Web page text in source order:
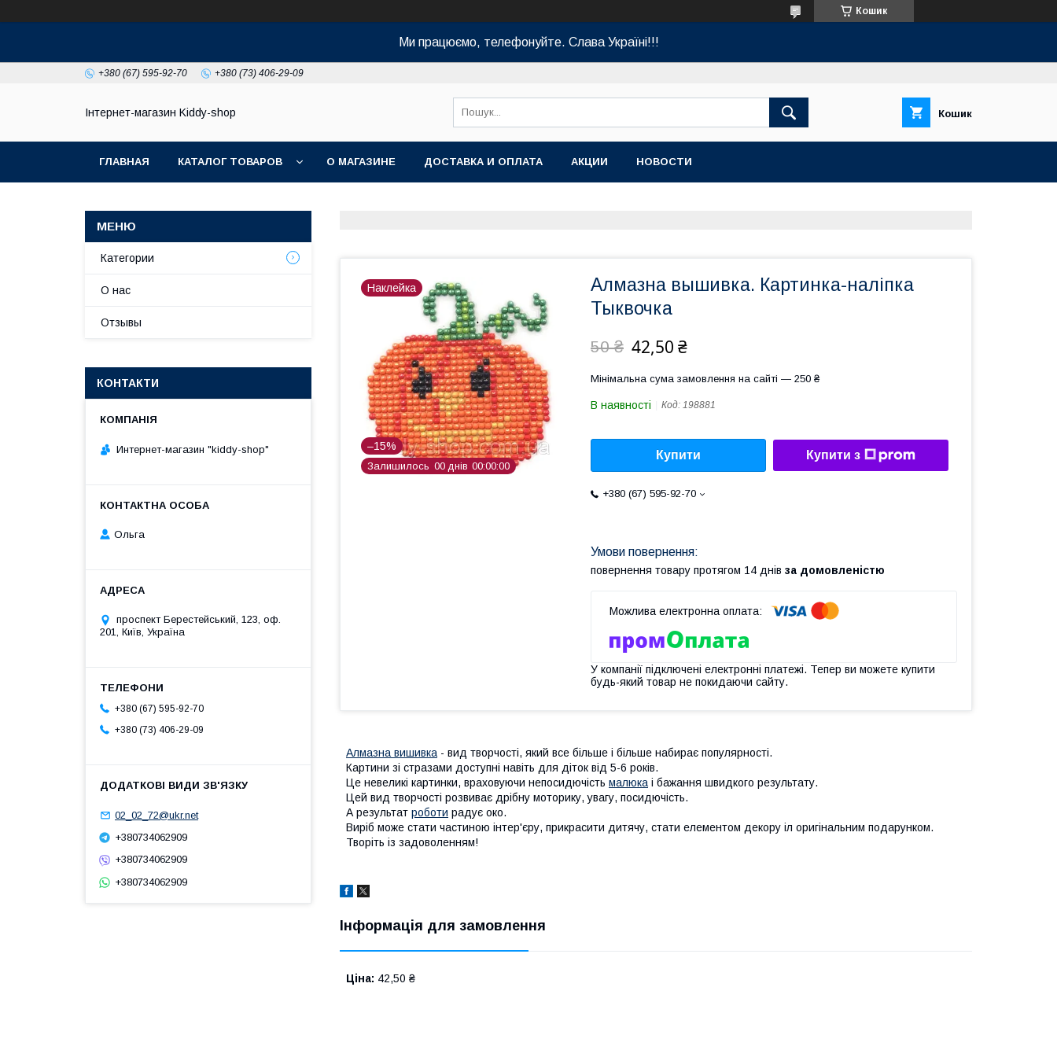
Кошик
Ми працюємо, телефонуйте. Слава Україні!!!
+380 (67) 595-92-70 +380 (73) 406-29-09
Інтернет-магазин Kiddy-shop Кошик
ГЛАВНАЯ КАТАЛОГ ТОВАРОВ О МАГАЗИНЕ ДОСТАВКА И ОПЛАТА АКЦИИ НОВОСТИ
Наклейка
–15%
Залишилось 00 днів 00 00 00
Алмазна вышивка. Картинка-наліпка
Тыквочка
50 ₴ 42,50 ₴
Мінімальна сума замовлення на сайті — 250 ₴
В наявності Код: 198881
Купити Купити з
+380 (67) 595-92-70
повернення товару протягом 14 днів за домовленістю
У компанії підключені електронні платежі. Тепер ви можете купити
будь-який товар не покидаючи сайту.
Алмазна вишивка - вид творчості, який все більше і більше набирає популярності.
Картини зі стразами доступні навіть для діток від 5-6 років.
Це невеликі картинки, враховуючи непосидючість малюка і бажання швидкого результату.
Цей вид творчості розвиває дрібну моторику, увагу, посидючість.
А результат роботи радує око.
Виріб може стати частиною інтер'єру, прикрасити дитячу, стати елементом декору іл оригінальним подарунком.
Творіть із задоволенням!
Інформація для замовлення
Ціна: 42,50 ₴
Категории
О нас
Отзывы
КОНТАКТИ
Интернет-магазин "kiddy-shop"
Ольга
проспект Берестейський, 123, оф.
201, Київ, Україна
+380 (67) 595-92-70
+380 (73) 406-29-09
02_02_72@ukr.net
+380734062909
+380734062909
+380734062909